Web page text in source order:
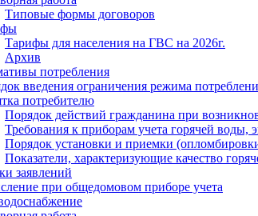
Типовые формы договоров
Тарифы для населения на ГВС на 2026г.
Архив
потребления
введения ограничения режима
потребителю
Порядок действий гражданина при
Требования к приборам учета горячей воды,
Порядок установки и приемки
Показатели, характеризующие качество
заявлений
при общедомовом приборе учета